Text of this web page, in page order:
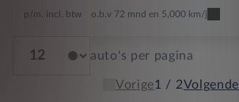
p/m. incl. btw o.b.v 72 mnd en 5,000 km/j
auto's per pagina
Vorige1 / 2Volgende